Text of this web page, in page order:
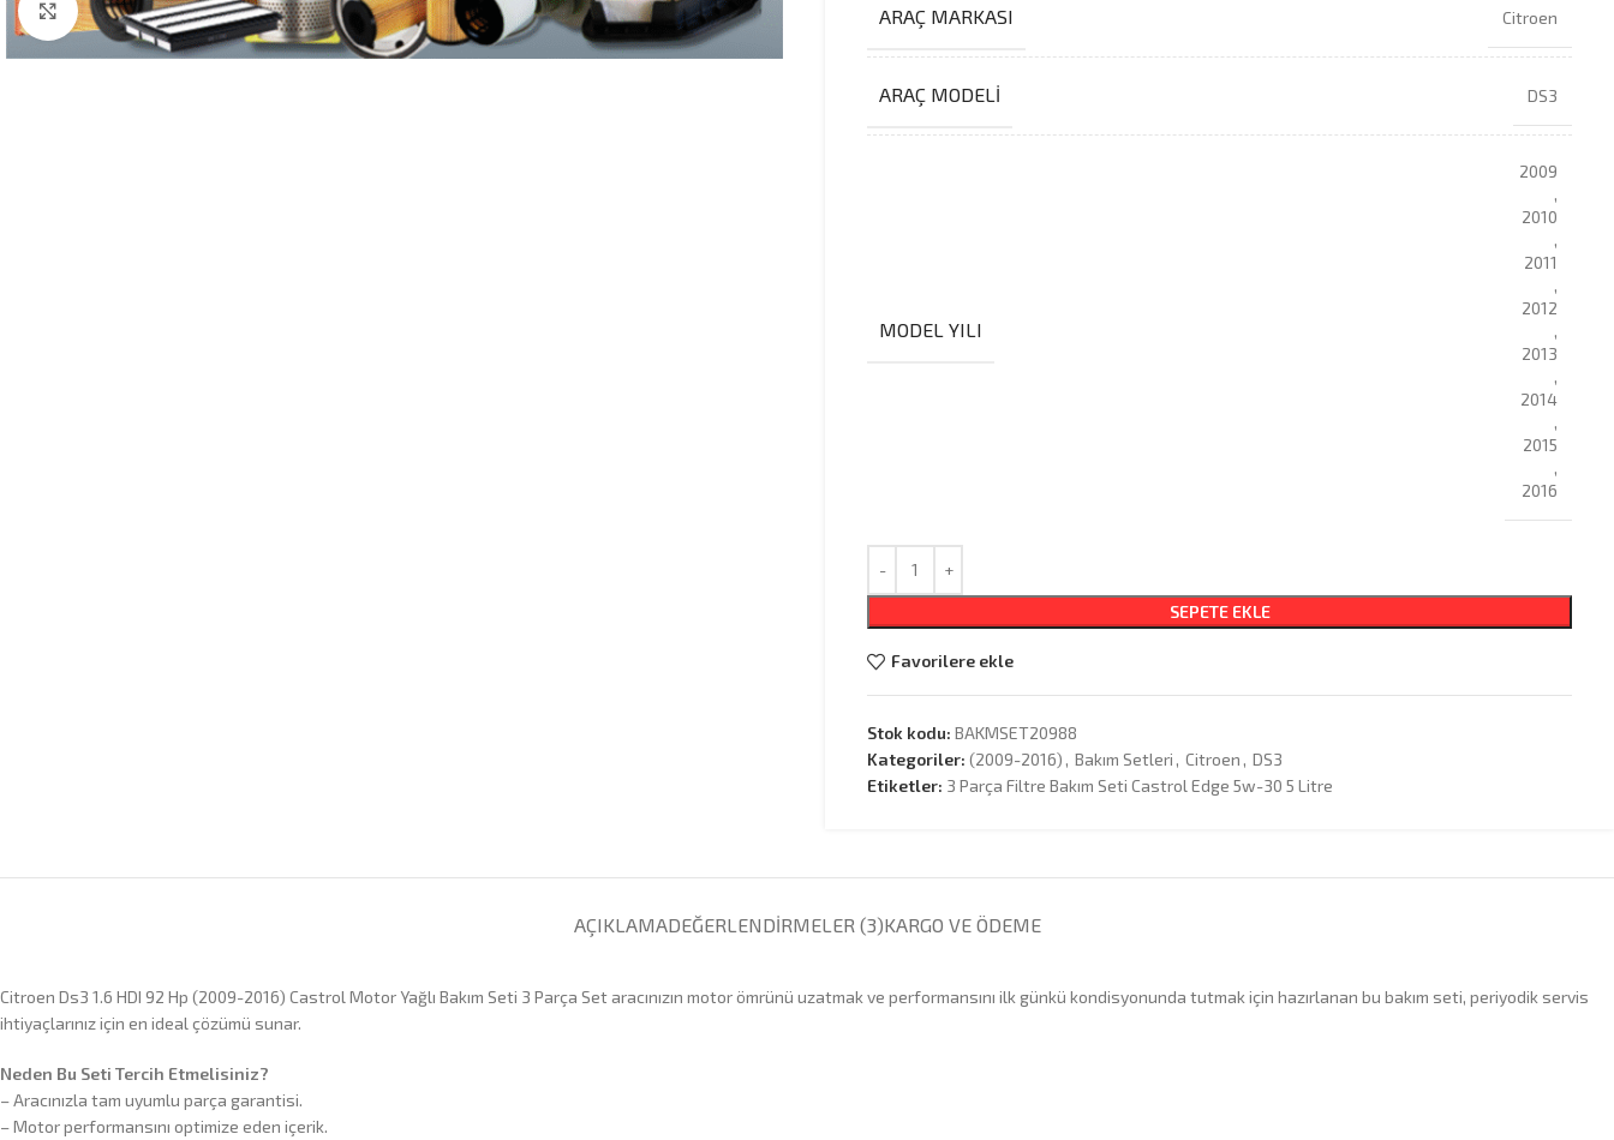
Büyütmek için tıklayın ARAÇ MARKASI Citroen
ARAÇ MODELI DS3
MODEL YILI
2009
,
2010
,
2011
,
2012
,
2013
,
2014
,
2015
,
2016
SEPETE EKLE
Favorilere ekle
Stok kodu: BAKMSET20988
Kategoriler: (2009-2016) , Bakım Setleri , Citroen , DS3
Etiketler: 3 Parça Filtre Bakım Seti Castrol Edge 5w-30 5 Litre
AÇIKLAMADEĞERLENDIRMELER (3)KARGO VE ÖDEME
Citroen Ds3 1.6 HDI 92 Hp (2009-2016) Castrol Motor Yağlı Bakım Seti 3 Parça Set aracınızın motor ömrünü uzatmak ve performansını ilk günkü kondisyonunda tutmak için hazırlanan bu bakım seti, periyodik servis
ihtiyaçlarınız için en ideal çözümü sunar.
Neden Bu Seti Tercih Etmelisiniz?
– Aracınızla tam uyumlu parça garantisi.
– Motor performansını optimize eden içerik.